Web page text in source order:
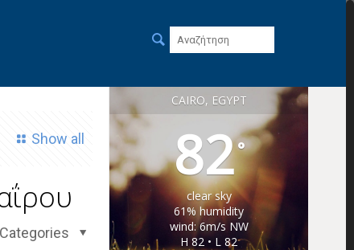
Show all
Categories
CAIRO, EGYPT
82°
clear sky
61% humidity
wind: 6m/s NW
H 82 • L 82